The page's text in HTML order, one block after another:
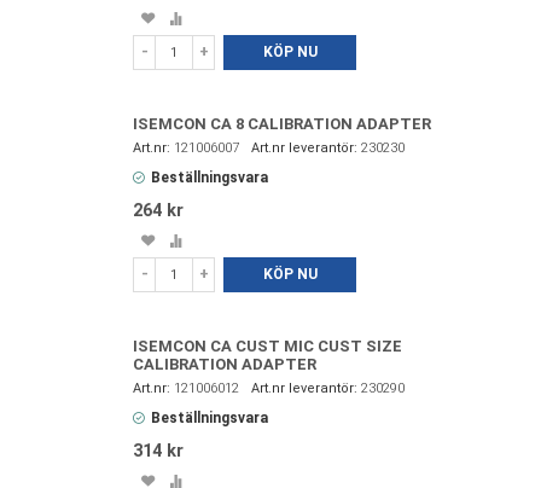
Spara
i
favoriter
Lägg
till
- + KÖP NU
ISEMCON CA 8 CALIBRATION ADAPTER
121006007 230230
Beställningsvara
264 kr
Spara
i
favoriter
Lägg
till
- + KÖP NU
ISEMCON CA CUST MIC CUST SIZE
CALIBRATION ADAPTER
121006012 230290
Beställningsvara
314 kr
SparaLägg